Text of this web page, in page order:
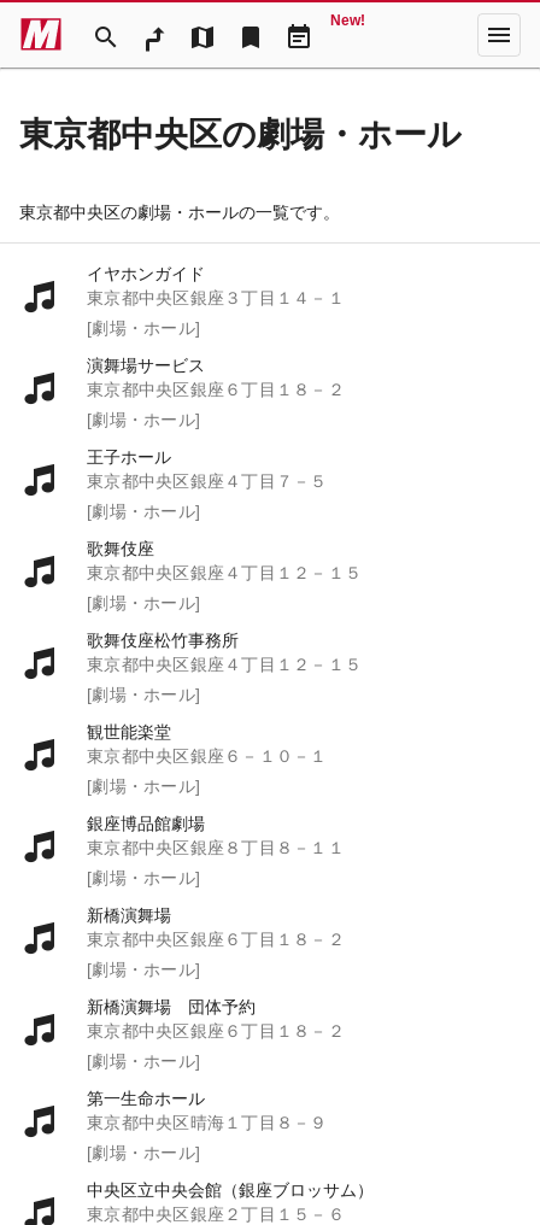
search map bookmark event_note
New! menu
東京都中央区の劇場・ホール
東京都中央区の劇場・ホールの一覧です。
イヤホンガイド
東京都中央区銀座３丁目１４－１
[劇場・ホール]
演舞場サービス
東京都中央区銀座６丁目１８－２
[劇場・ホール]
王子ホール
東京都中央区銀座４丁目７－５
[劇場・ホール]
歌舞伎座
東京都中央区銀座４丁目１２－１５
[劇場・ホール]
歌舞伎座松竹事務所
東京都中央区銀座４丁目１２－１５
[劇場・ホール]
観世能楽堂
東京都中央区銀座６－１０－１
[劇場・ホール]
銀座博品館劇場
東京都中央区銀座８丁目８－１１
[劇場・ホール]
新橋演舞場
東京都中央区銀座６丁目１８－２
[劇場・ホール]
新橋演舞場 団体予約
東京都中央区銀座６丁目１８－２
[劇場・ホール]
第一生命ホール
東京都中央区晴海１丁目８－９
[劇場・ホール]
中央区立中央会館（銀座ブロッサム）
東京都中央区銀座２丁目１５－６